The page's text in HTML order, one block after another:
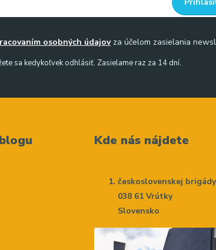
osobných údajovza účelom zasielania
sa kedykoľvek odhlásiť. Zasielame raz za 14 dní.
Kde nás nájdete
československej
038 61 Vrútky
Slovensko